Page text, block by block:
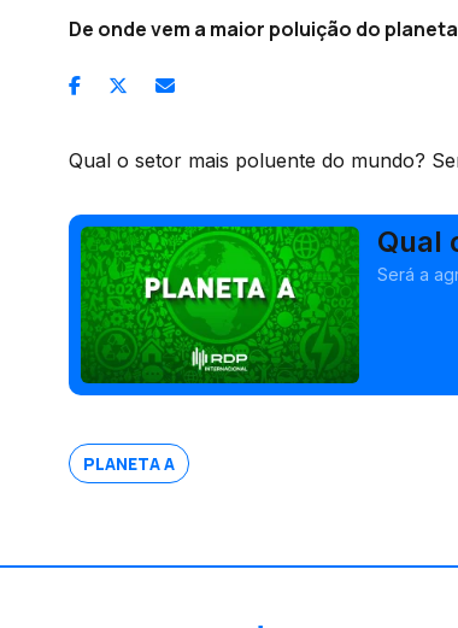
De onde vem a maior poluição do
Qual o setor mais poluente do mundo?
Qual
Será a
PLANETA A